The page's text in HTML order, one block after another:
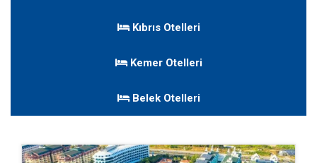
Kıbrıs Otelleri
Kemer Otelleri
Belek Otelleri